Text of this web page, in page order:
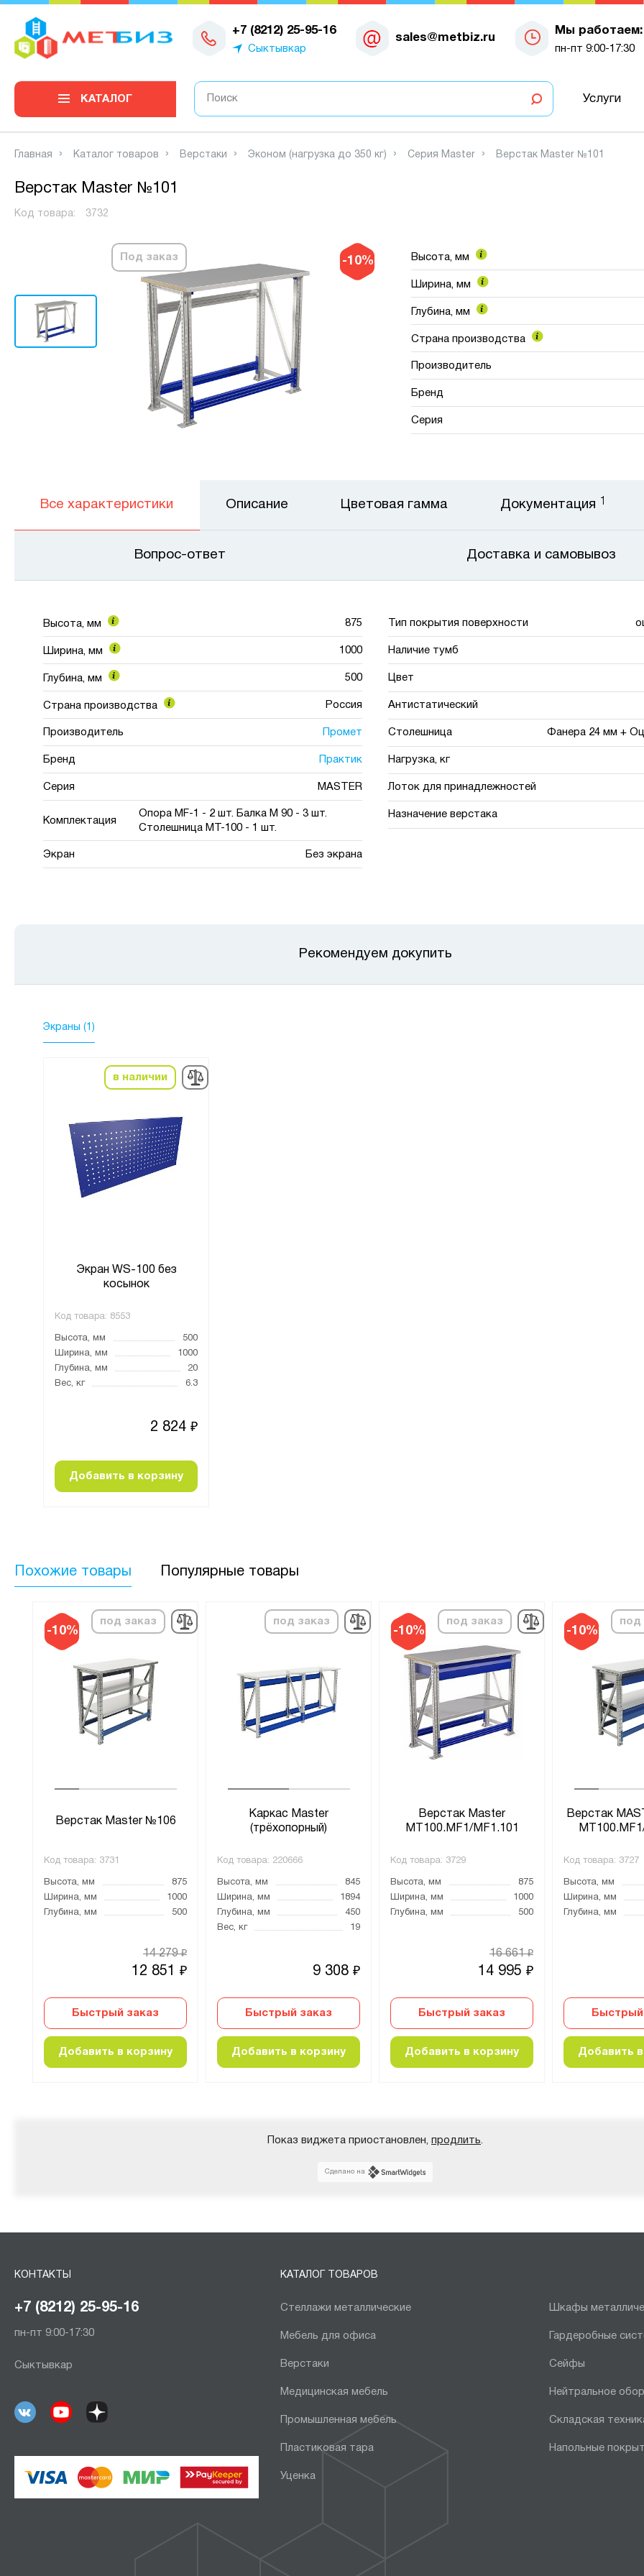
+7 (8212) 25-95-16
Сыктывкар
sales@metbiz.ru
Мы работаем:
пн-пт 9:00-17:30
0
КАТАЛОГ Услуги
Главная Каталог товаров Верстаки Эконом (нагрузка до 350 кг) Серия Master Верстак Master №101
Верстак Master №101
Код товара: 3732
-10%
Под заказ Высота, мм
Ширина, мм
Глубина, мм
Страна производства
Производитель
Бренд
Серия
Все характеристики
Высота, мм 875
Ширина, мм 1000
Глубина, мм 500
Страна производства Россия
Производитель Промет
Бренд Практик
Серия MASTER
Комплектация
Опора МF-1 - 2 шт. Балка M 90 - 3 шт.
Столешница МT-100 - 1 шт.
Экран Без экрана
Тип покрытия поверхности
Наличие тумб
Цвет
Антистатический
Столешница Фанера 24 мм +
Нагрузка, кг
Лоток для принадлежностей
Назначение верстака
Описание Цветовая гамма Документация
Вопрос-ответ Доставка и самовывоз
Рекомендуем докупить
Экраны (1)
в наличии
Экран WS-100 без
косынок
Код товара: 8553
Высота, мм
500
Ширина, мм
1000
Глубина, мм
20
Вес, кг
6.3
2 824 ₽
Добавить в корзину
Похожие товары Популярные товары
-10%
под заказ
Верстак Master №106
Код товара: 3731
Высота, мм
875
Ширина, мм
1000
Глубина, мм
500
12 851 ₽
14 279₽
Быстрый заказ
Добавить в корзину
под заказ
Каркас Master
(трёхопорный)
Код товара: 220666
Высота, мм
845
Ширина, мм
1894
Глубина, мм
450
Вес, кг
19
9 308 ₽
Быстрый заказ
Добавить в корзину
-10%
под заказ
Верстак Master
MT100.MF1/MF1.101
Код товара: 3729
Высота, мм
875
Ширина, мм
1000
Глубина, мм
500
14 995 ₽
16 661₽
Быстрый заказ
Добавить в корзину
-10%
под
Верстак
Код товара: 3727
Высота, мм
Ширина, мм
Глубина, мм
Быстрый
Добавить
Показ виджета приостановлен, продлить
Сделано на
КОНТАКТЫ
+7 (8212) 25-95-16
пн-пт 9:00-17:30
Сыктывкар
КАТАЛОГ ТОВАРОВ
Стеллажи металлические Шкафы
Мебель для офиса Гардеробные
Верстаки Сейфы
Медицинская мебель Нейтральное
Промышленная мебель Складская
Пластиковая тара Напольные
Уценка